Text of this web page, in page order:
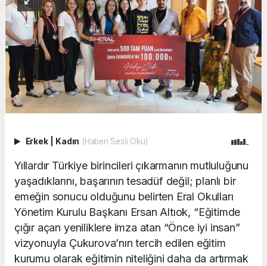
Erkek Kadın (Haberi Sesli Oku)
Yıllardır Türkiye birincileri çıkarmanın mutluluğunu
yaşadıklarını, başarının tesadüf değil; planlı bir
emeğin sonucu olduğunu belirten Eral Okulları
Yönetim Kurulu Başkanı Ersan Altıok, “Eğitimde
çığır açan yeniliklere imza atan “Önce iyi insan”
vizyonuyla Çukurova’nın tercih edilen eğitim
kurumu olarak eğitimin niteliğini daha da artırmak